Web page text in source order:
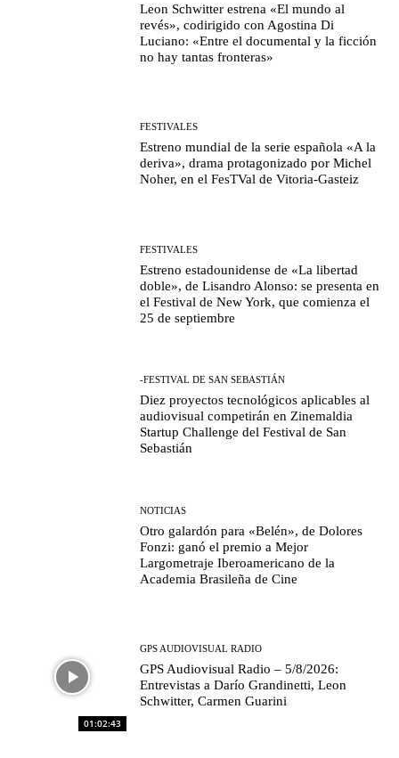
Leon Schwitter estrena «El mundo al
revés», codirigido con Agostina Di
Luciano: «Entre el documental y la ficción
no hay tantas fronteras»
FESTIVALES
Estreno mundial de la serie española «A la
deriva», drama protagonizado por Michel
Noher, en el FesTVal de Vitoria-Gasteiz
FESTIVALES
Estreno estadounidense de «La libertad
doble», de Lisandro Alonso: se presenta en
el Festival de New York, que comienza el
25 de septiembre
-FESTIVAL DE SAN SEBASTIÁN
Diez proyectos tecnológicos aplicables al
audiovisual competirán en Zinemaldia
Startup Challenge del Festival de San
Sebastián
NOTICIAS
Otro galardón para «Belén», de Dolores
Fonzi: ganó el premio a Mejor
Largometraje Iberoamericano de la
Academia Brasileña de Cine
01:02:43
GPS AUDIOVISUAL RADIO
GPS Audiovisual Radio – 5/8/2026:
Entrevistas a Darío Grandinetti, Leon
Schwitter, Carmen Guarini